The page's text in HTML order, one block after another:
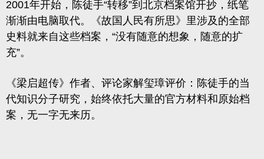
2001年开始，陈徒手“转移”到北京档案馆开抄，纸笔
渐渐由电脑取代。《故国人民有所思》里涉及的全部
史料就来自这些档案，“没有随意的想象，随意的扩
充”。
《梁启超传》作者、评论家解玺璋评价：陈徒手的当
代知识分子研究，始终依托大量的官方材料和原始档
案，无一字无来历。